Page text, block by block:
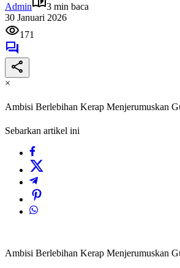
Admin
3 min baca
30 Januari 2026
171
×
Ambisi Berlebihan Kerap Menjerumuskan
Sebarkan artikel ini
Ambisi Berlebihan Kerap Menjerumuskan